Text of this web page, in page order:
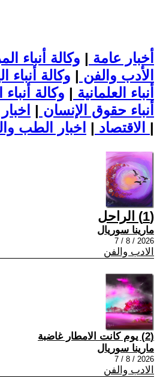
أخبار عامة | وكالة أنباء
الأدب والفن | وكالة أنباء
أنباء العلمانية | وكالة
أنباء حقوق الإنسان |
الاقتصاد | |
(1) الراحل
مارينا سوريال
2026 / 8 / 7
الادب والفن
(2) يوم كانت الامطار غاضبة
مارينا سوريال
2026 / 8 / 7
الادب والفن